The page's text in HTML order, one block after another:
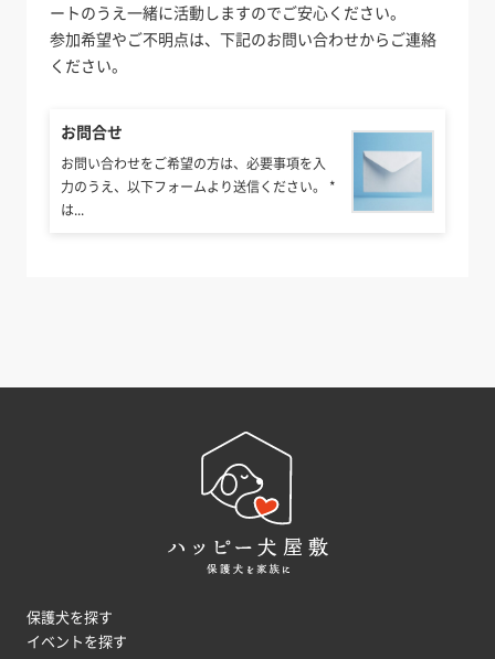
ートのうえ一緒に活動しますのでご安心ください。
参加希望やご不明点は、下記のお問い合わせからご連絡
ください。
お問合せ
お問い合わせをご希望の方は、必要事項を入
力のうえ、以下フォームより送信ください。 *
は...
保護犬を探す
イベントを探す